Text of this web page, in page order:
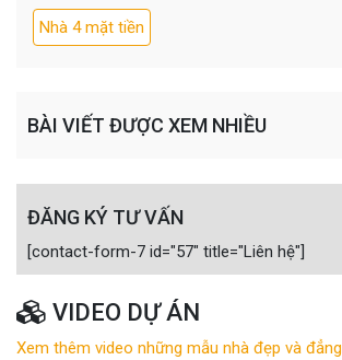
Nhà 4 mặt tiền
BÀI VIẾT ĐƯỢC XEM NHIỀU
ĐĂNG KÝ TƯ VẤN
[contact-form-7 id="57" title="Liên hệ"]
VIDEO DỰ ÁN
Xem thêm video những mẫu nhà đẹp và đẳng